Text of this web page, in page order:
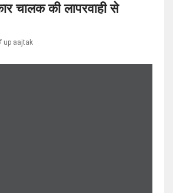
चालक की लापरवाही से
up aajtak